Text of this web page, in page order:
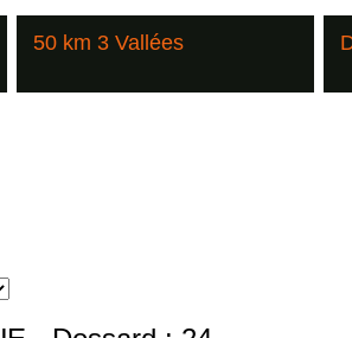
50 km 3 Vallées